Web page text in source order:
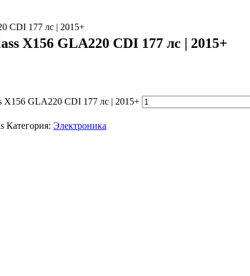
CDI 177 лс | 2015+
X156 GLA220 CDI 177 лс | 2015+
X156 GLA220 CDI 177 лс | 2015+
Категория: Электроника